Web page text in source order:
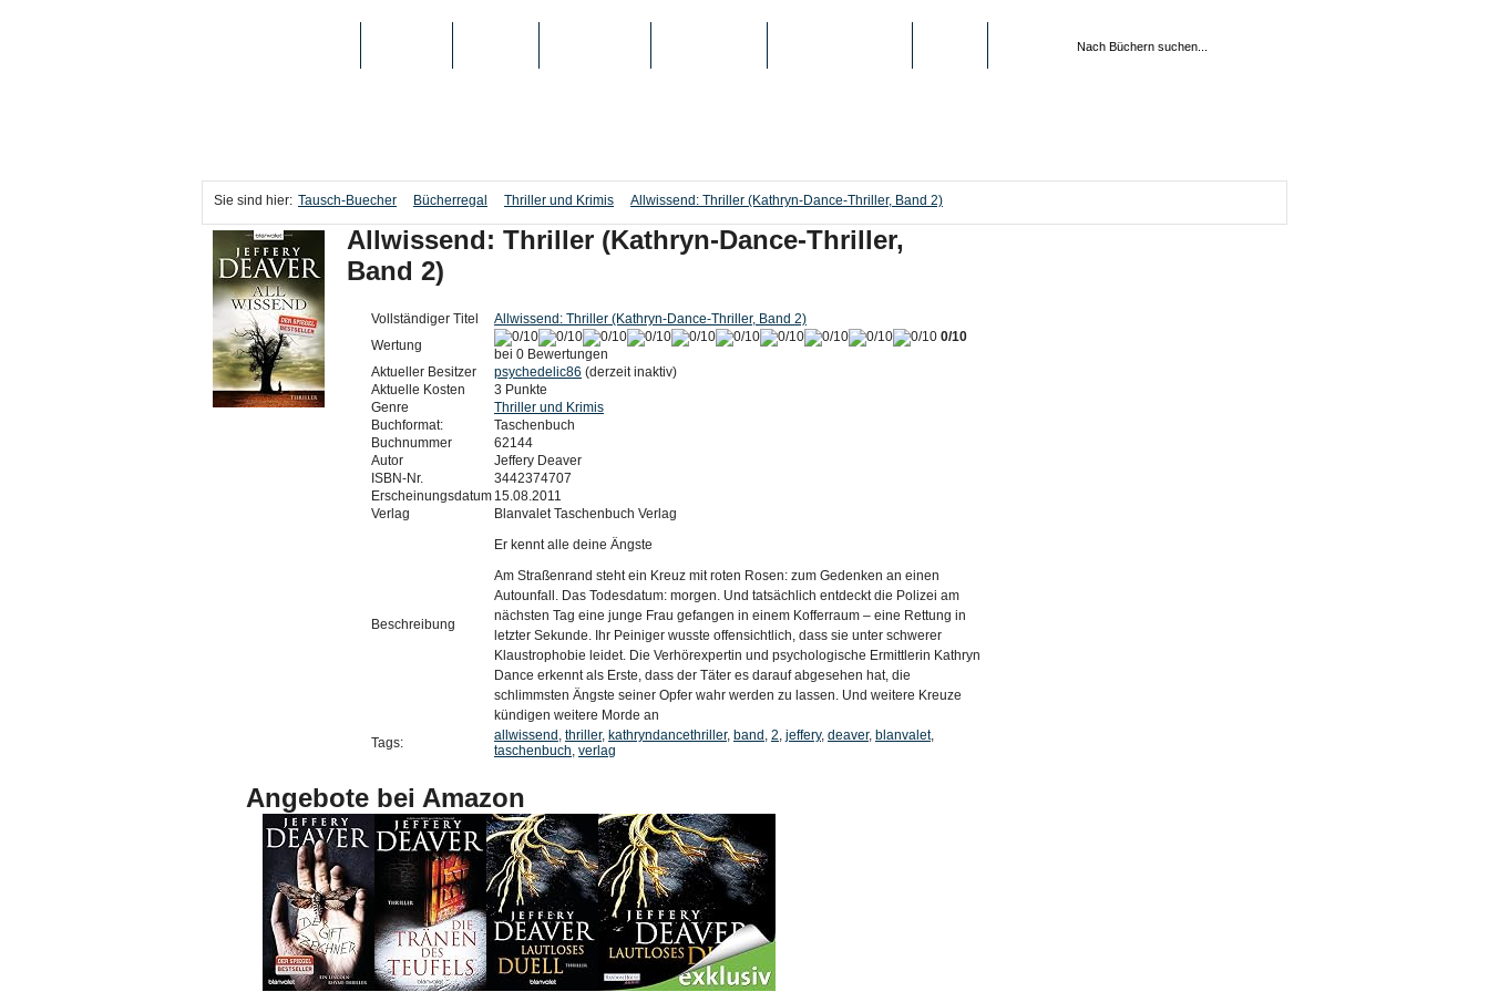
Sie sind hier: Tausch-Buecher Bücherregal Thriller und Krimis Allwissend: Thriller (Kathryn-Dance-Thriller, Band 2)
Allwissend: Thriller (Kathryn-Dance-Thriller,
Band 2)
Vollständiger Titel
Allwissend: Thriller (Kathryn-Dance-Thriller, Band 2)
Wertung
0/10
bei 0 Bewertungen
Aktueller Besitzer
psychedelic86 (derzeit inaktiv)
Aktuelle Kosten
3 Punkte
Genre
Thriller und Krimis
Buchformat:
Taschenbuch
Buchnummer
62144
Autor
Jeffery Deaver
ISBN-Nr.
3442374707
Erscheinungsdatum 15.08.2011
Verlag
Blanvalet Taschenbuch Verlag
Beschreibung
Er kennt alle deine Ängste
Am Straßenrand steht ein Kreuz mit roten Rosen: zum Gedenken an einen
Autounfall. Das Todesdatum: morgen. Und tatsächlich entdeckt die Polizei am
nächsten Tag eine junge Frau gefangen in einem Kofferraum – eine Rettung in
letzter Sekunde. Ihr Peiniger wusste offensichtlich, dass sie unter schwerer
Klaustrophobie leidet. Die Verhörexpertin und psychologische Ermittlerin Kathryn
Dance erkennt als Erste, dass der Täter es darauf abgesehen hat, die
schlimmsten Ängste seiner Opfer wahr werden zu lassen. Und weitere Kreuze
kündigen weitere Morde an
Tags:
allwissend , thriller, kathryndancethriller, band , 2, jeffery, deaver, blanvalet,
taschenbuch, verlag
Angebote bei Amazon